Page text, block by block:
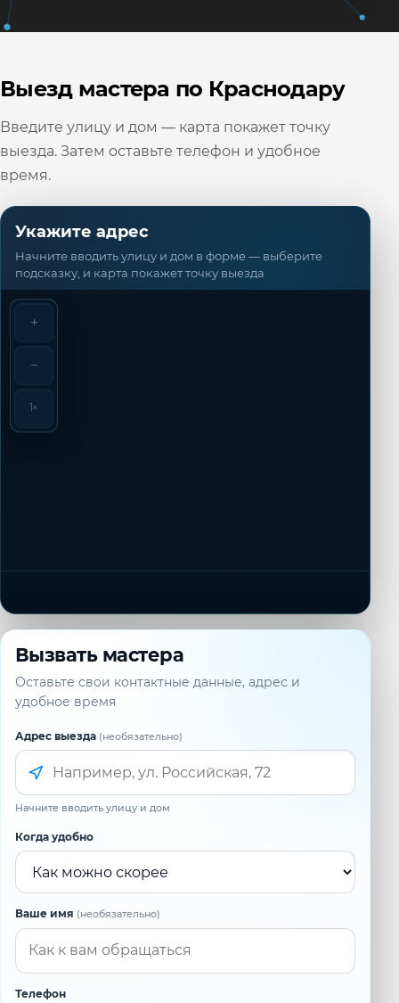
Выезд мастера по Краснодару
Введите улицу и дом — карта покажет точку
выезда. Затем оставьте телефон и удобное
время.
Укажите адрес
Начните вводить улицу и дом в форме — выберите
подсказку, и карта покажет точку выезда
+
−
1×
Вызвать мастера
Оставьте свои контактные данные, адрес и
удобное время
Адрес выезда (необязательно)
Начните вводить улицу и дом
Когда удобно
Ваше имя (необязательно)
Телефон